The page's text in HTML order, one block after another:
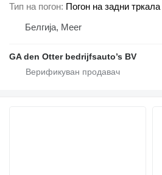
Тип на погон Погон на задни тркала
Белгија, Meer
GA den Otter bedrijfsauto’s BV